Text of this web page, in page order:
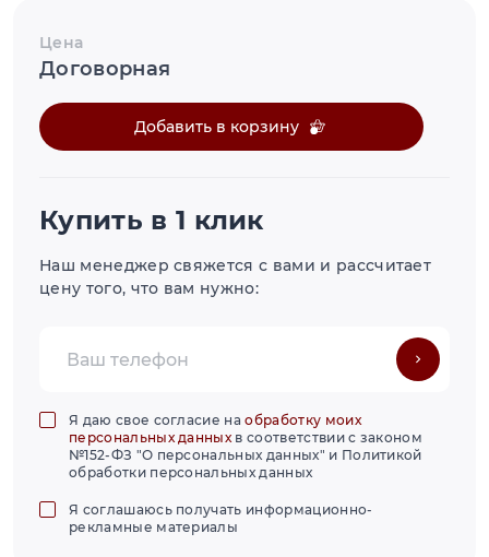
Цена
Договорная
Добавить в корзину
Купить в 1 клик
Наш менеджер свяжется с вами и рассчитает
цену того, что вам нужно:
Я даю свое согласие наобработку моих
персональных данныхв соответствии с законом
№152-ФЗ "О персональных данных" и Политикой
обработки персональных данных
Я соглашаюсь получать информационно-
рекламные материалы